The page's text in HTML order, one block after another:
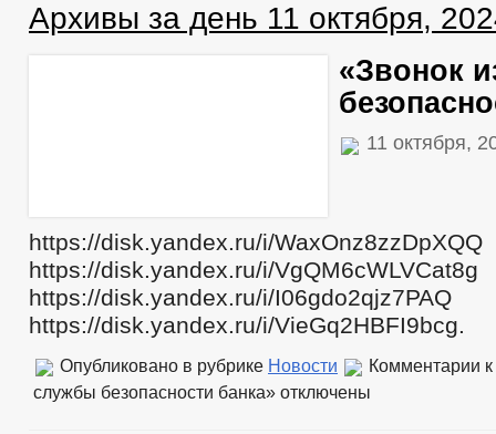
Архивы за день 11 октября,
«Звонок
11 октября,
https://disk.yandex.ru/i/WaxOnz8zzDpXQQ
https://disk.yandex.ru/i/VgQM6cWLVCat8g
https://disk.yandex.ru/i/I06gdo2qjz7PAQ
https://disk.yandex.ru/i/VieGq2HBFI9bcg.
Опубликовано в рубрике Новости Комментарии
службы безопасности банка» отключены